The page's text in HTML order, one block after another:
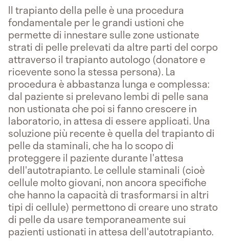
Il trapianto della pelle è una procedura
fondamentale per le grandi ustioni che
permette di innestare sulle zone ustionate
strati di pelle prelevati da altre parti del corpo
attraverso il trapianto autologo (donatore e
ricevente sono la stessa persona). La
procedura è abbastanza lunga e complessa:
dal paziente si prelevano lembi di pelle sana
non ustionata che poi si fanno crescere in
laboratorio, in attesa di essere applicati. Una
soluzione più recente è quella del trapianto di
pelle da staminali, che ha lo scopo di
proteggere il paziente durante l'attesa
dell'autotrapianto. Le cellule staminali (cioè
cellule molto giovani, non ancora specifiche
che hanno la capacità di trasformarsi in altri
tipi di cellule) permettono di creare uno strato
di pelle da usare temporaneamente sui
pazienti ustionati in attesa dell'autotrapianto.